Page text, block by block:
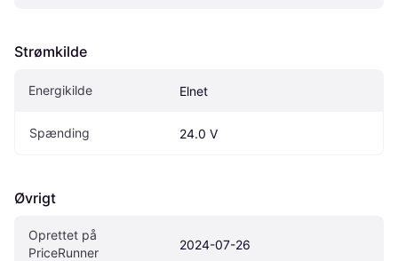
Strømkilde
Energikilde Elnet
Spænding 24.0 V
Øvrigt
Oprettet på
PriceRunner
2024-07-26